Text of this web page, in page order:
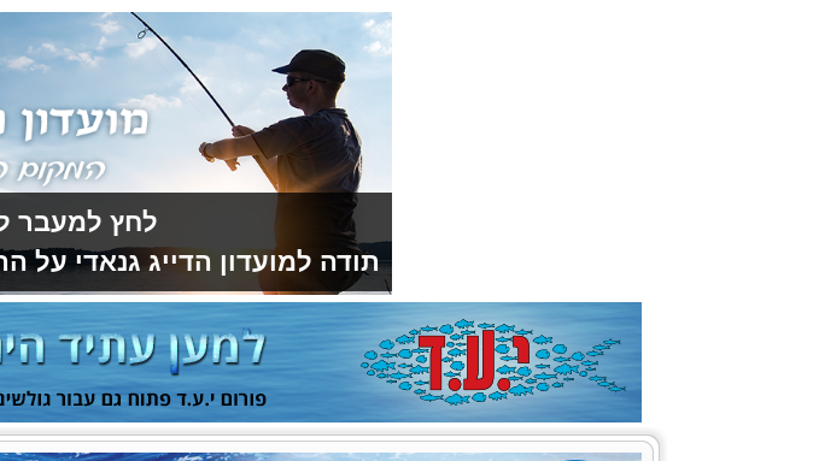
לחץ למעבר
תודה למועדון הדייג גנאדי על